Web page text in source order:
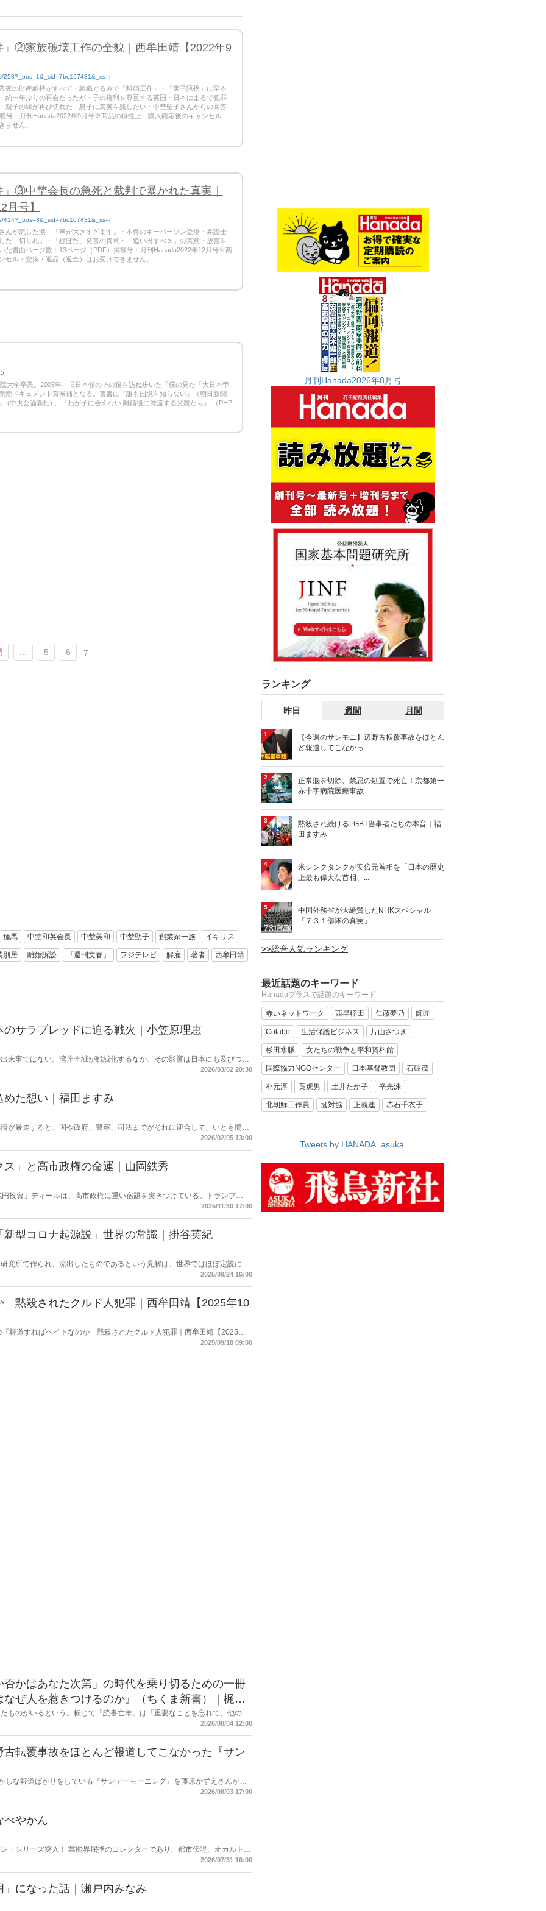
」②家族破壊工作の全貌｜西牟田靖【2022年9
258?_pos=1&_sid=7bc167431&_ss=r
家の財産維持がすべて・組織ぐるみで「離婚工作」・「実子誘拐」に至る
約一年ぶりの再会だったが・子の権利を尊重する英国・日本はまるで犯罪
親子の縁が再び切れた・息子に真実を残したい・中埜聖子さんからの回答
号：月刊Hanada2022年9月号※商品の特性上、購入確定後のキャンセル・
ません。
③中埜会長の急死と裁判で暴かれた真実｜
号】
414?_pos=3&_sid=7bc167431&_ss=r
んが流した涙・「声が大きすぎます」・本件のキーパーソン登場・弁護士
た「切り札」・「棚ぼた」発言の真意・「追い出すべき」の真意・放言を
た書面ページ数：13ページ（PDF）掲載号：月刊Hanada2022年12月号※商
セル・交換・返品（返金）はお受けできません。
大学卒業。2005年、旧日本領のその後を訪ね歩いた『僕の見た「大日本帝
潮ドキュメント賞候補となる。著書に『誰も国境を知らない』（朝日新聞
(中央公論新社) 、『わが子に会えない 離婚後に漂流する父親たち』 （PHP
5 6 7
種馬 中埜和英会長 中埜美和 中埜聖子 創業家一族 イギリス
別居 離婚訴訟 『週刊文春』 フジテレビ 解雇 著者 西牟田靖
サラブレッドに迫る戦火｜小笠原理恵
来事ではない。湾岸全域が戦域化するなか、その影響は日本にも及びつつ
騰については多く報じられているが、見落とされがちな問題がある。邦人
2026/03/02 20:30
た想い｜福田ますみ
が暴走すると、国や政府、警察、司法までがそれに迎合して、いとも簡単
じる恐怖。これはロシアや中国の話ではない。法治国家であるはずのこの
2026/02/05 13:00
」と高市政権の命運｜山岡鉄秀
投資」ディールは、高市政権に重い宿題を突きつけている。トランプ
るのか──命運は、このパラドックスをどう反転できるかにかかっている。
2025/11/30 17:00
型コロナ起源説」世界の常識｜掛谷英紀
究所で作られ、流出したものであるという見解は、世界ではほぼ定説にな
この“世界の常識”が全く通じない。「新型コロナウイルス研究所起源」を
2025/09/24 16:00
黙殺されたクルド人犯罪｜西牟田靖【2025年10
報道すればヘイトなのか 黙殺されたクルド人犯罪｜西牟田靖【2025年
2025/09/18 09:00
かはあなた次第」の時代を乗り切るための一冊
ぜ人を惹きつけるのか』（ちくま新書）｜梶原
ものがいるという。転じて「読書亡羊」は「重要なことを忘れて、他のこ
になった。だが時に仕事を放り出してでも、読むべき本がある。元月刊
2026/08/04 12:00
転覆事故をほとんど報道してこなかった『サン
しな報道ばかりをしている『サンデーモーニング』を藤原かずえさんがデ
2026/08/03 17:00
べやかん
・シリーズ突入！ 芸能界屈指のコレクターであり、都市伝説、オカルト、
・なべやかんが蒐集した選りすぐりの「怪」な話を紹介！信じるか信じな
2026/07/31 16:00
になった話｜瀬戸内みなみ
月刊Hanada2026年8月号
ランキング
昨日 週間 月間
1
【今週のサンモニ】辺野古転覆事故をほとん
ど報道してこなかっ...
2
正常脳を切除、禁忌の処置で死亡！京都第一
赤十字病院医療事故...
3
黙殺され続けるLGBT当事者たちの本音｜福
田ますみ
4
米シンクタンクが安倍元首相を「日本の歴史
上最も偉大な首相、...
5
中国外務省が大絶賛したNHKスペシャル
「７３１部隊の真実」...
>>総合人気ランキング
最近話題のキーワード
Hanadaプラスで話題のキーワード
赤いネットワーク 西早稲田 仁藤夢乃 師匠
Colabo 生活保護ビジネス 片山さつき
杉田水脈 女たちの戦争と平和資料館
国際協力NGOセンター 日本基督教団 石破茂
朴元淳 黄虎男 土井たか子 辛光洙
北朝鮮工作員 挺対協 正義連 赤石千衣子
Tweets by HANADA_asuka